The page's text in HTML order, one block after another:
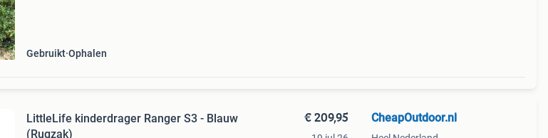
Gebruikt Ophalen
LittleLife kinderdrager Ranger S3 - Blauw
(Rugzak)
€ 209,95 CheapOutdoor.nl